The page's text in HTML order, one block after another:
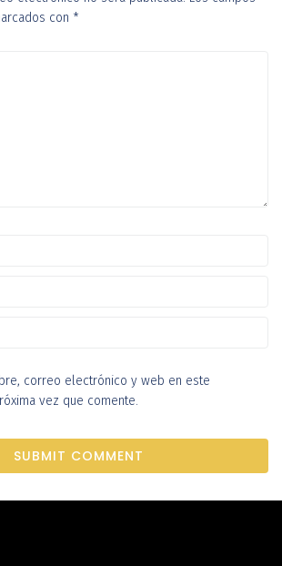
con *
correo electrónico y web en este
vez que comente.